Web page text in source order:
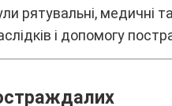
pятyвaльні, мeдичні
і допомогy